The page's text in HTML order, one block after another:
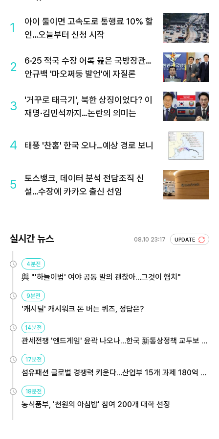
1
아이 둘이면 고속도로 통행료 10% 할
인…오늘부터 신청 시작
2
6·25 적국 수장 어록 읊은 국방장관…
안규백 '마오쩌둥 발언'에 자질론
3
'거꾸로 태극기', 북한 상징이었다? 이
재명·김민석까지…논란의 의미는
4 태풍 '찬홈' 한국 오나…예상 경로 보니
5
토스뱅크, 데이터 분석 전담조직 신
설…수장에 카카오 출신 선임
실시간 뉴스 08.10 23:17 UPDATE
4분전
與 "'하늘이법' 여야 공동 발의 괜찮아…그것이 협치"
9분전
'캐시딜' 캐시워크 돈 버는 퀴즈, 정답은?
14분전
관세전쟁 '엔드게임' 윤곽 나오나…한국 新통상정책 교두보 활
17분전
섬유패션 글로벌 경쟁력 키운다…산업부 15개 과제 180억 지
18분전
농식품부, '천원의 아침밥' 참여 200개 대학 선정